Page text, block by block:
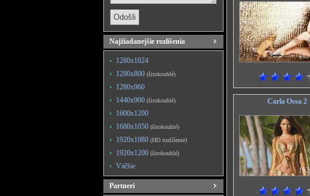
Najžiadanejšie rozlíšenia
1280x1024
1280x800 (širokouhlé)
1280x960
1440x900 (širokouhlé)
1600x1200
1680x1050 (širokouhlé)
1920x1080 (HD rozlíšenie)
1920x1200 (širokouhlé)
Väčšie
Partneri
Carla Ossa 2